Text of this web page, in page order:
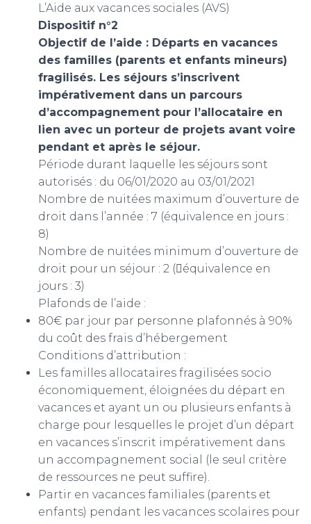
L’Aide aux vacances sociales (AVS)
Dispositif n°2
Objectif de l’aide : Départs en vacances
des familles (parents et enfants mineurs)
fragilisés. Les séjours s’inscrivent
impérativement dans un parcours
d’accompagnement pour l’allocataire en
lien avec un porteur de projets avant voire
pendant et après le séjour.
Période durant laquelle les séjours sont
autorisés : du 06/01/2020 au 03/01/2021
Nombre de nuitées maximum d’ouverture de
droit dans l’année : 7 (équivalence en jours :
8)
Nombre de nuitées minimum d’ouverture de
droit pour un séjour : 2 (équivalence en
jours : 3)
Plafonds de l’aide :
80€ par jour par personne plafonnés à 90%
du coût des frais d’hébergement
Conditions d’attribution :
Les familles allocataires fragilisées socio
économiquement, éloignées du départ en
vacances et ayant un ou plusieurs enfants à
charge pour lesquelles le projet d’un départ
en vacances s’inscrit impérativement dans
un accompagnement social (le seul critère
de ressources ne peut suffire).
Partir en vacances familiales (parents et
enfants) pendant les vacances scolaires pour